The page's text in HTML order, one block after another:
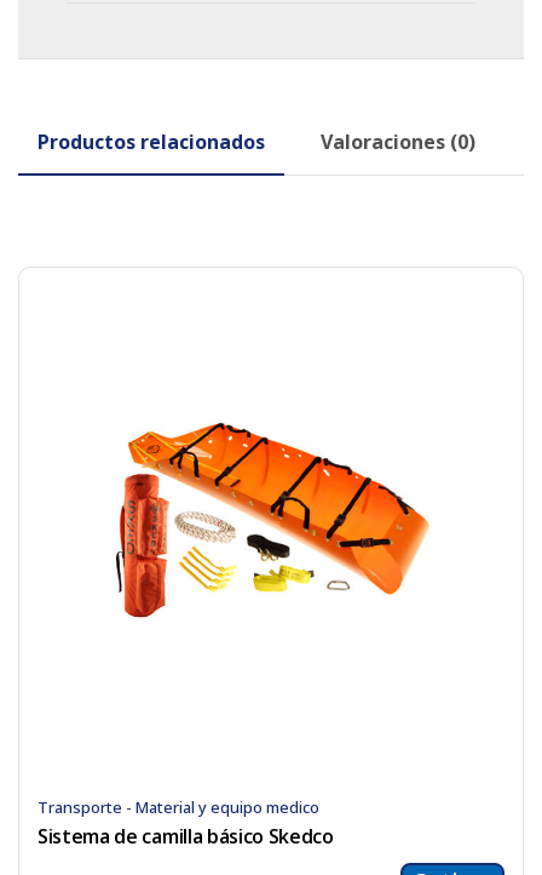
Productos relacionados Valoraciones (0)
Transporte - Material y equipo medico
Sistema de camilla básico Skedco